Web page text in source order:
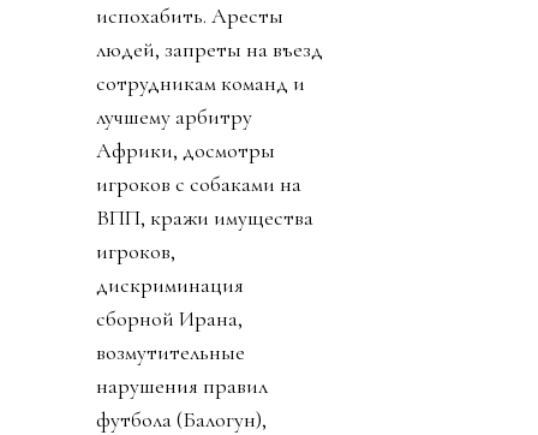
испохабить. Аресты
людей, запреты на въезд
сотрудникам команд и
лучшему арбитру
Африки, досмотры
игроков с собаками на
ВПП, кражи имущества
игроков,
дискриминация
сборной Ирана,
возмутительные
нарушения правил
футбола (Балогун),